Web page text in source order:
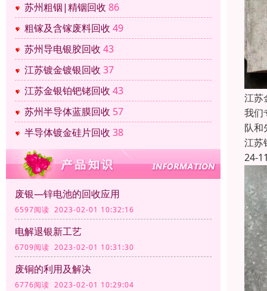
苏州粗铟|精铟回收 86
粗镓及含镓废料回收 49
苏州导电银胶回收 43
江苏镀金镀银回收 37
江苏金银铂钯铑回收 43
苏州半导体蓝膜回收 57
半导体镀金硅片回收 38
废银—锌电池的回收应用
6597阅读 2023-02-01 10:32:16
电解退银新工艺
6709阅读 2023-02-01 10:31:30
废铜的利用及解决
6776阅读 2023-02-01 10:29:04
江苏
我们
队和
江苏
24-